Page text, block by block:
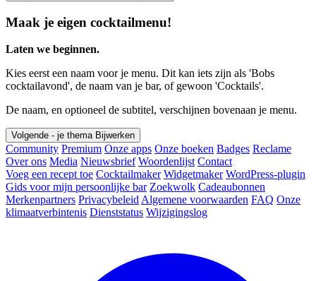
Maak je eigen cocktailmenu!
Laten we beginnen.
Kies eerst een naam voor je menu. Dit kan iets zijn als 'Bobs
cocktailavond', de naam van je bar, of gewoon 'Cocktails'.
De naam, en optioneel de subtitel, verschijnen bovenaan je menu.
Volgende - je thema Bijwerken
Community Premium Onze apps Onze boeken Badges Reclame
Over ons Media Nieuwsbrief Woordenlijst Contact
Voeg een recept toe Cocktailmaker Widgetmaker WordPress-plugin
Gids voor mijn persoonlijke bar Zoekwolk Cadeaubonnen
Merkenpartners Privacybeleid Algemene voorwaarden FAQ Onze
klimaatverbintenis Dienststatus Wijzigingslog